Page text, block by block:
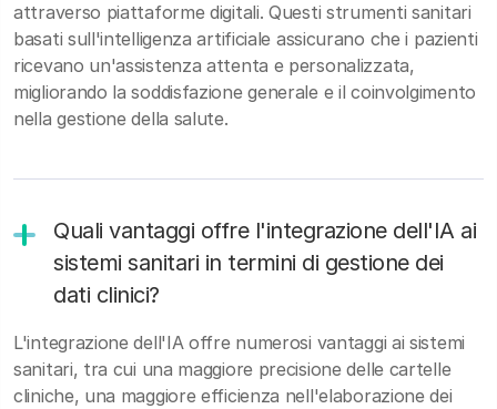
attraverso piattaforme digitali. Questi strumenti sanitari
basati sull'intelligenza artificiale assicurano che i pazienti
ricevano un'assistenza attenta e personalizzata,
migliorando la soddisfazione generale e il coinvolgimento
nella gestione della salute.
Quali vantaggi offre l'integrazione dell'IA ai
sistemi sanitari in termini di gestione dei
dati clinici?
L'integrazione dell'IA offre numerosi vantaggi ai sistemi
sanitari, tra cui una maggiore precisione delle cartelle
cliniche, una maggiore efficienza nell'elaborazione dei